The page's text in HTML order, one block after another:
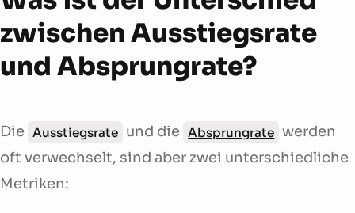
zwischen Ausstiegsrate
und Absprungrate?
Die Ausstiegsrate und die Absprungrate werden
oft verwechselt, sind aber zwei unterschiedliche
Metriken: